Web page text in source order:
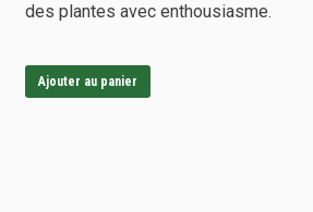
des plantes avec enthousiasme.
Ajouter au panier